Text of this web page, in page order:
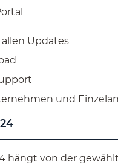
Updates
und
hängt von der